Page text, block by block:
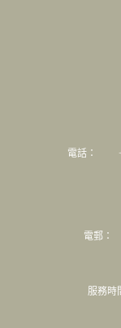
電話：
電郵：
服務時